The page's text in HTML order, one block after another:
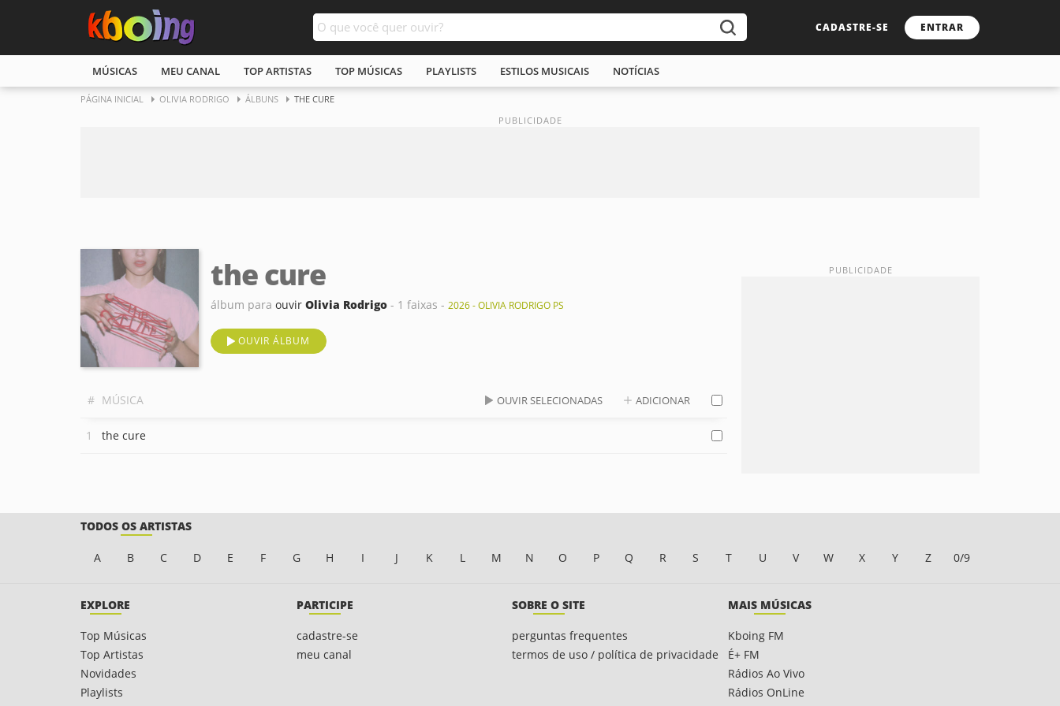
CADASTRE-SE ENTRAR
MÚSICAS MEU CANAL TOP ARTISTAS TOP MÚSICAS PLAYLISTS ESTILOS MUSICAIS NOTÍCIAS
PÁGINA INICIAL OLIVIA RODRIGO ÁLBUNS THE CURE
the cure
álbum para ouvir Olivia Rodrigo - 1 faixas - 2026 - OLIVIA RODRIGO PS
OUVIR ÁLBUM
# MÚSICA OUVIR SELECIONADAS ADICIONAR
the cure
TODOS OS ARTISTAS
A B C D E F G H I J K L M N O P Q R S T U V W X Y Z 0/9
EXPLORE
Top Músicas
Top Artistas
Novidades
Playlists
PARTICIPE
cadastre-se
meu canal
SOBRE O SITE
perguntas frequentes
termos de uso / política de privacidade
MAIS MÚSICAS
Kboing FM
É+ FM
Rádios Ao Vivo
Rádios OnLine